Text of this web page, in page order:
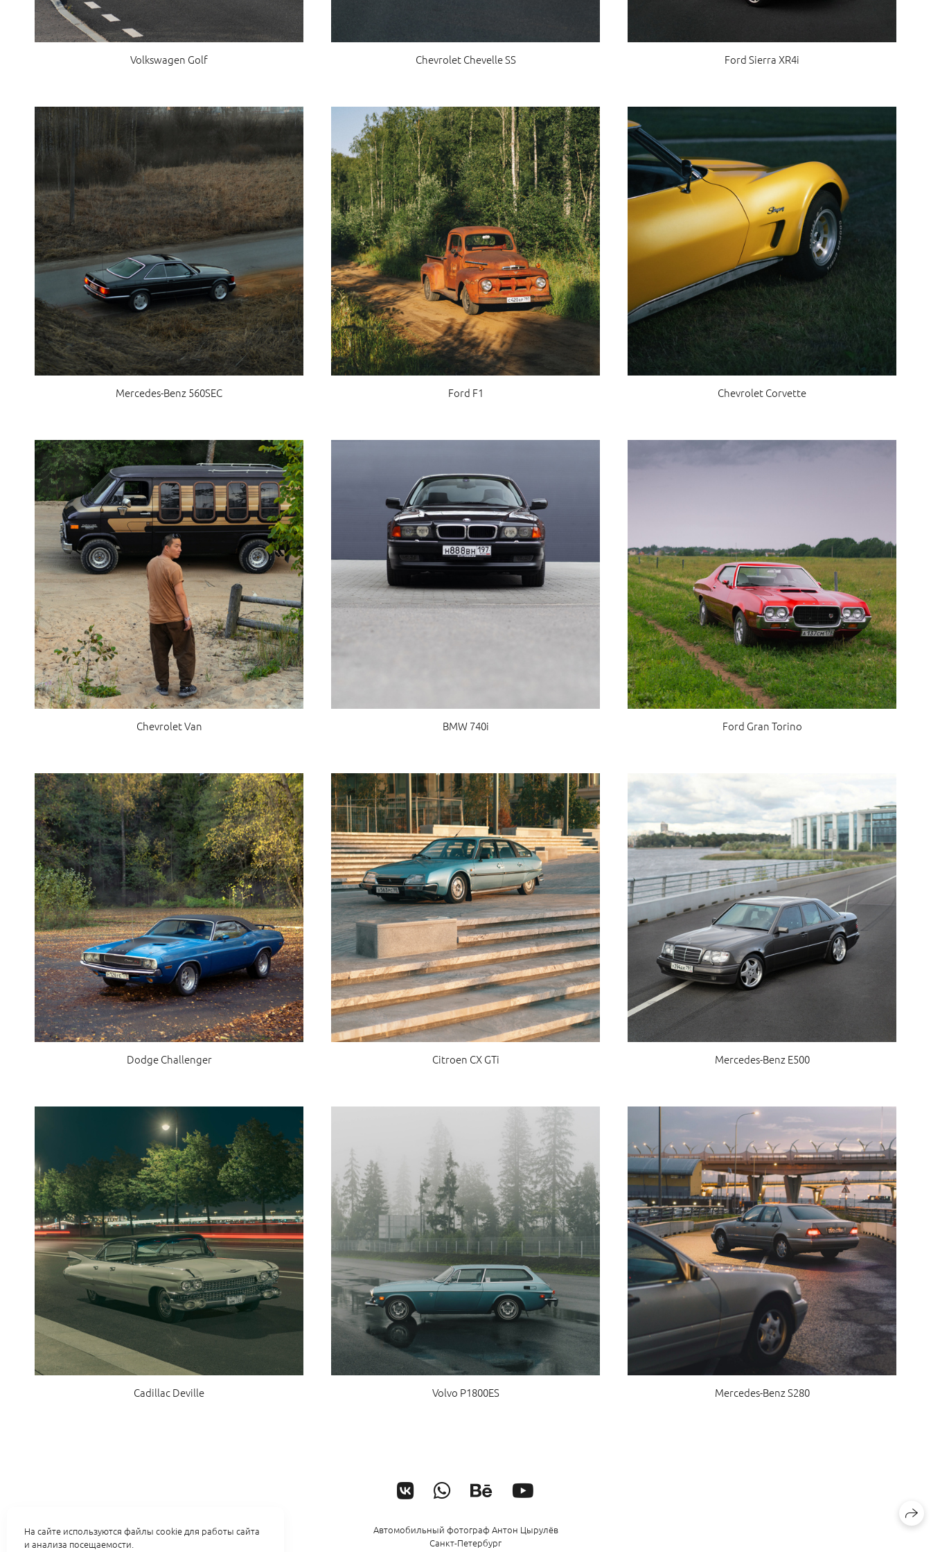
Volkswagen Golf Chevrolet Chevelle SS Ford Sierra XR4i
Mercedes-Benz 560SEC Ford F1 Chevrolet Corvette
Chevrolet Van BMW 740i Ford Gran Torino
Dodge Challenger Citroen CX GTi Mercedes-Benz E500
Cadillac Deville Volvo P1800ES Mercedes-Benz S280
Автомобильный фотограф Антон Цырулёв
Санкт-Петербург
На сайте используются файлы cookie для работы сайта
и анализа посещаемости.